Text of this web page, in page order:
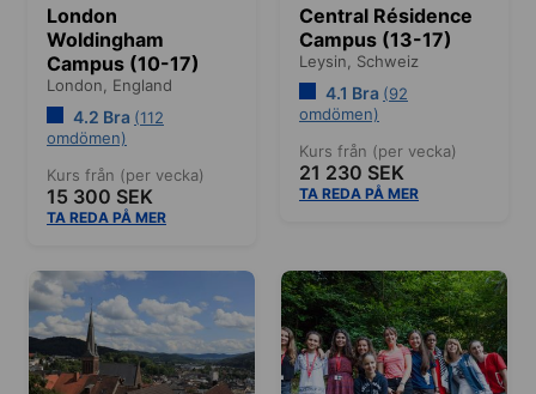
London
Woldingham
Campus (10-17)
London, England
4.2 Bra (112
omdömen)
Kurs från (per vecka)
15 300 SEK
TA REDA PÅ MER
Central Résidence
Campus (13-17)
Leysin, Schweiz
4.1 Bra (92
omdömen)
Kurs från (per vecka)
21 230 SEK
TA REDA PÅ MER